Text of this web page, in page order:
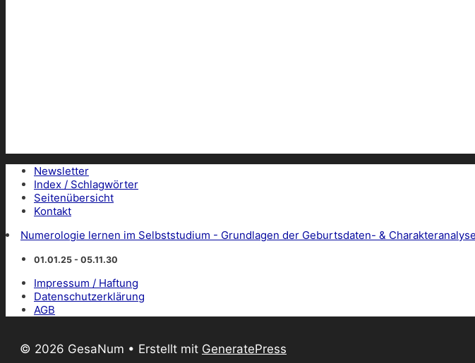
Newsletter
Index / Schlagwörter
Seitenübersicht
Kontakt
Numerologie lernen im Selbststudium - Grundlagen der Geburtsdaten- & Charakteranalyse
01.01.25 - 05.11.30
Impressum / Haftung
Datenschutzerklärung
AGB
© 2026 GesaNum • Erstellt mit GeneratePress